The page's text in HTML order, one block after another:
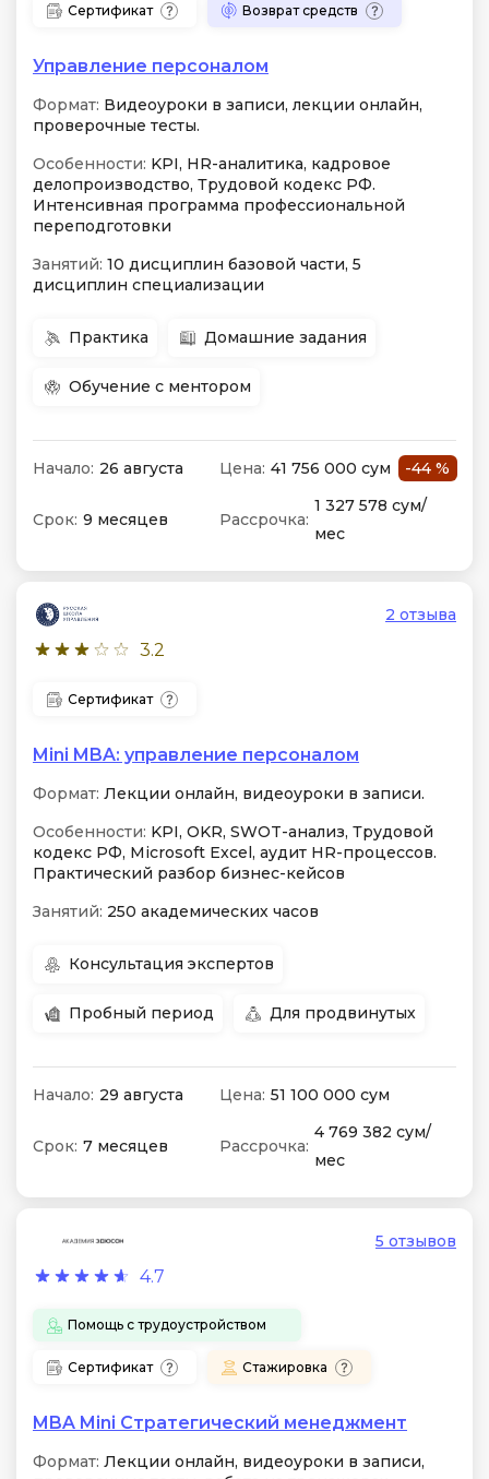
Сертификат Возврат средств
Управление персоналом
Формат: Видеоуроки в записи, лекции онлайн,
проверочные тесты.
Особенности: KPI, HR-аналитика, кадровое
делопроизводство, Трудовой кодекс РФ.
Интенсивная программа профессиональной
переподготовки
Занятий: 10 дисциплин базовой части, 5
дисциплин специализации
Практика Домашние задания
Обучение с ментором
Начало: 26 августа Цена: 41 756 000 сум -44 %
Срок: 9 месяцев Рассрочка:
1 327 578 сум/
мес
3.2
2 отзыва
Сертификат
Mini MBA: управление персоналом
Формат: Лекции онлайн, видеоуроки в записи.
Особенности: KPI, OKR, SWOT-анализ, Трудовой
кодекс РФ, Microsoft Excel, аудит HR-процессов.
Практический разбор бизнес-кейсов
Занятий: 250 академических часов
Консультация экспертов
Пробный период Для продвинутых
Начало: 29 августа Цена: 51 100 000 сум
Срок: 7 месяцев Рассрочка:
4 769 382 сум/
мес
4.7
5 отзывов
Помощь с трудоустройством
Сертификат Стажировка
MBA Mini Стратегический менеджмент
Формат: Лекции онлайн, видеоуроки в записи,